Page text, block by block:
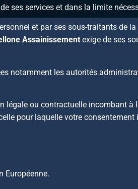
ses services et dans la limite
et par ses sous-traitants de
Assainissement exige de ses
notamment les autorités
légale ou contractuelle incombant à
pour laquelle votre consentement
Européenne.